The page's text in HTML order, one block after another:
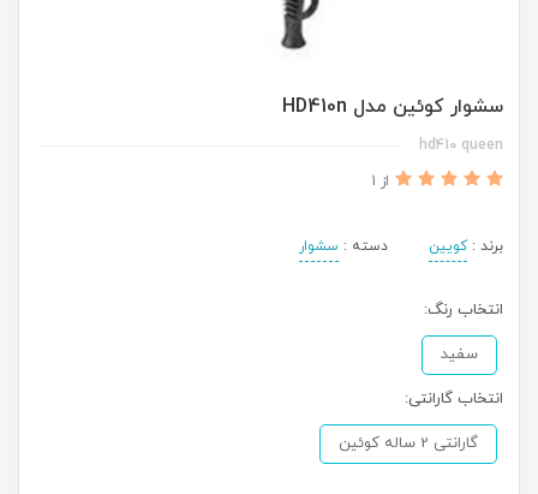
سشوار کوئین مدل HD410n
hd410 queen
از 1
برند :کویین دسته : سشوار
انتخاب رنگ:
سفید
انتخاب گارانتی:
گارانتی 2 ساله کوئین